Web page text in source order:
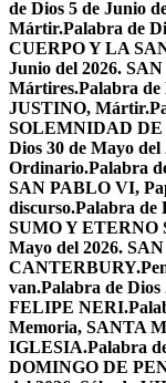
de Dios 5 de Junio
Mártir.Palabra de
CUERPO Y LA
Junio del 2026.
Mártires.Palabra de
JUSTINO, Mártir.
SOLEMNIDAD
Dios 30 de Mayo
Ordinario.Palabra
SAN PABLO VI,
discurso.Palabra de
SUMO Y ETERNO
Mayo del 2026.
CANTERBURY.
van.Palabra de
FELIPE NERI.
Memoria, SANTA
IGLESIA.Palabra
DOMINGO DE